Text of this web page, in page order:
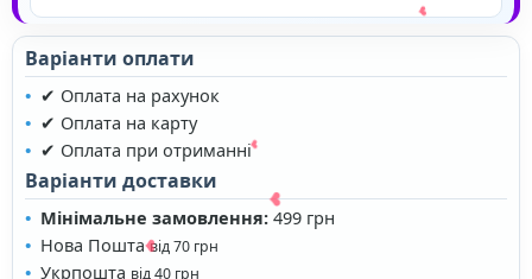
Варіанти оплати
✔ Оплата на рахунок
✔ Оплата на карту
✔ Оплата при отриманні
Варіанти доставки
Мінімальне замовлення: 499 грн
Нова Поштавід 70 грн
Укрпошта від 40 грн